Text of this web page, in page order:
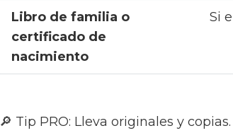
Libro de familia o
certificado de
nacimiento
Si
🔎 Tip PRO: Lleva originales y